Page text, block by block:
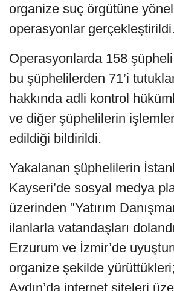
organize suç örgütüne
operasyonlar gerçekleştirildi.
Operasyonlarda 158
bu şüphelilerden 71’i
hakkında adli kontrol
ve diğer şüphelilerin
edildiği bildirildi.
Yakalanan şüphelilerin
Kayseri’de sosyal medya
üzerinden "Yatırım
ilanlarla vatandaşları
Erzurum ve İzmir’de
organize şekilde
Aydın’da internet siteleri